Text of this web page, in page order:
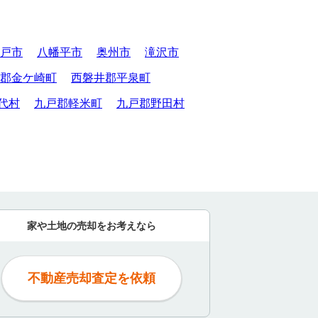
市 八幡平市 奥州市
滝沢市
金ケ崎町
西磐井郡平泉町
村 九戸郡軽米町
九戸郡野田村
家や土地の売却をお考えなら
不動産売却査定を依頼